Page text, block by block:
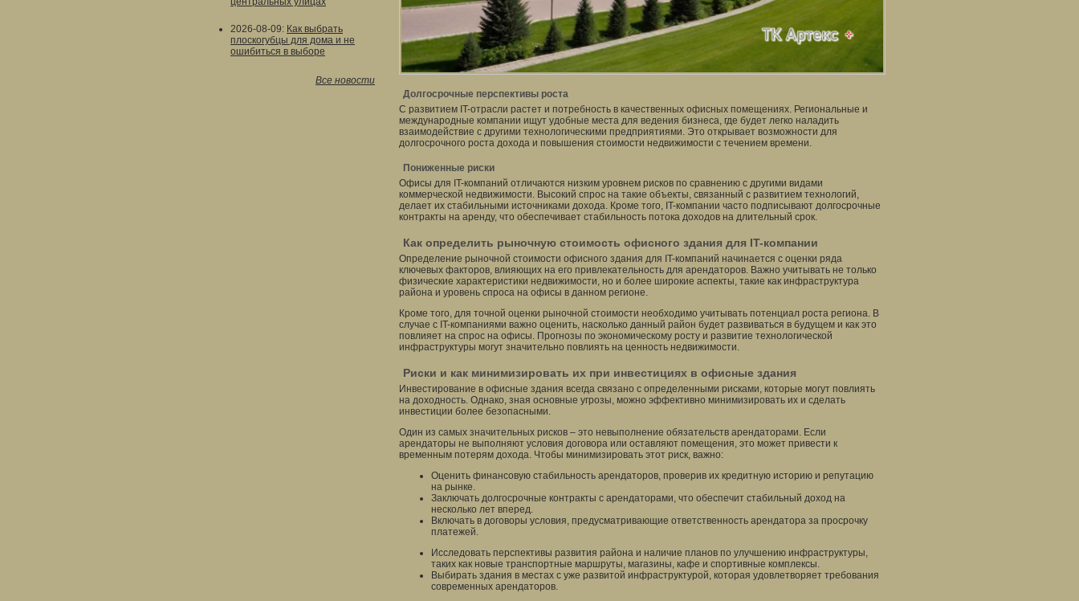
2026-08-09: Как выбрать
плоскогубцы для дома и не
ошибиться в выборе
Все новости
Долгосрочные перспективы роста
С развитием IT-отрасли растет и потребность в качественных офисных помещениях. Региональные и
международные компании ищут удобные места для ведения бизнеса, где будет легко наладить
взаимодействие с другими технологическими предприятиями. Это открывает возможности для
долгосрочного роста дохода и повышения стоимости недвижимости с течением времени.
Пониженные риски
Офисы для IT-компаний отличаются низким уровнем рисков по сравнению с другими видами
коммерческой недвижимости. Высокий спрос на такие объекты, связанный с развитием технологий,
делает их стабильными источниками дохода. Кроме того, IT-компании часто подписывают долгосрочные
контракты на аренду, что обеспечивает стабильность потока доходов на длительный срок.
Как определить рыночную стоимость офисного здания для IT-компании
Определение рыночной стоимости офисного здания для IT-компаний начинается с оценки ряда
ключевых факторов, влияющих на его привлекательность для арендаторов. Важно учитывать не только
физические характеристики недвижимости, но и более широкие аспекты, такие как инфраструктура
района и уровень спроса на офисы в данном регионе.
Кроме того, для точной оценки рыночной стоимости необходимо учитывать потенциал роста региона. В
случае с IT-компаниями важно оценить, насколько данный район будет развиваться в будущем и как это
повлияет на спрос на офисы. Прогнозы по экономическому росту и развитие технологической
инфраструктуры могут значительно повлиять на ценность недвижимости.
Риски и как минимизировать их при инвестициях в офисные здания
Инвестирование в офисные здания всегда связано с определенными рисками, которые могут повлиять
на доходность. Однако, зная основные угрозы, можно эффективно минимизировать их и сделать
инвестиции более безопасными.
Один из самых значительных рисков – это невыполнение обязательств арендаторами. Если
арендаторы не выполняют условия договора или оставляют помещения, это может привести к
временным потерям дохода. Чтобы минимизировать этот риск, важно:
Оценить финансовую стабильность арендаторов, проверив их кредитную историю и репутацию
на рынке.
Заключать долгосрочные контракты с арендаторами, что обеспечит стабильный доход на
несколько лет вперед.
Включать в договоры условия, предусматривающие ответственность арендатора за просрочку
платежей.
Исследовать перспективы развития района и наличие планов по улучшению инфраструктуры,
таких как новые транспортные маршруты, магазины, кафе и спортивные комплексы.
Выбирать здания в местах с уже развитой инфраструктурой, которая удовлетворяет требования
современных арендаторов.